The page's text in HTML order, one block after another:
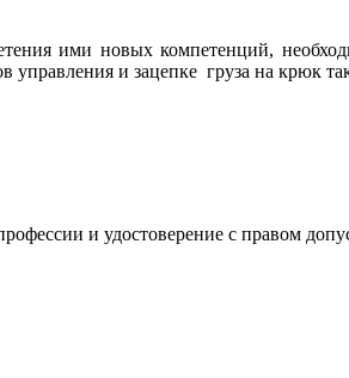
ими новых компетенций,
управления и зацепке груза на крюк
и удостоверение с правом